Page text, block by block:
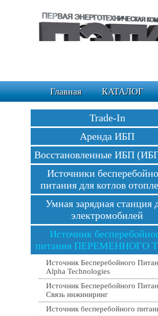
Главная КАТАЛОГ
Trade-In
Аренда ИБП
Восстановленные ИБП
Источники
питания для котлов
Умная зарядная станция
электромобилей
Источник
питания ПЕРЕМЕННОГО
Источник Бесперебойного
Alpha Technologies
Источник Бесперебойного
Связь инжиниринг
Источник бесперебойного